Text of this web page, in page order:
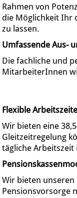
Rahmen von
die Möglichkeit Ihr
zu lassen.
Umfassende Aus-
Die fachliche und
MitarbeiterInnen
Flexible
Wir bieten eine
Gleitzeitregelung
tägliche
Wir bieten
Pensionsvorsorge